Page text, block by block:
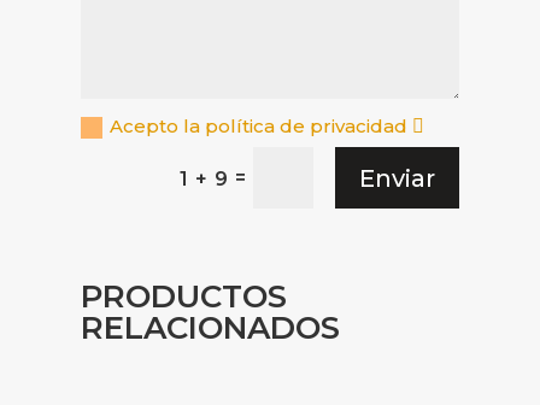
Acepto la política de privacidad
1 + 9 = Enviar
PRODUCTOS
RELACIONADOS